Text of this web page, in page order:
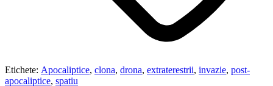
Etichete: Apocaliptice, clona, drona, extraterestrii, invazie, post-
apocaliptice, spatiu